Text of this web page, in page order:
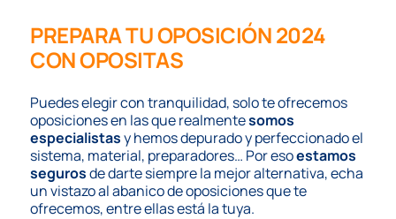
PREPARA TUOPOSICIÓN 2024
CON OPOSITAS
Puedes elegir con tranquilidad, solo te ofrecemos
oposiciones en las que realmentesomos
especialistasy hemos depurado y perfeccionado el
sistema, material, preparadores… Por esoestamos
segurosde darte siempre la mejor alternativa, echa
un vistazo al abanico de oposiciones que te
ofrecemos, entre ellas está la tuya.